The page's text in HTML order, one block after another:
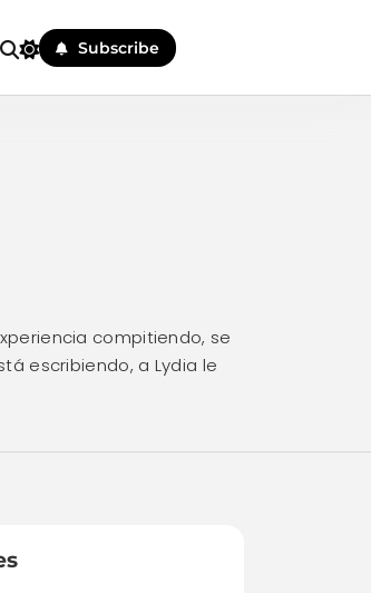
Subscribe
compitiendo, se
escribiendo, a Lydia le